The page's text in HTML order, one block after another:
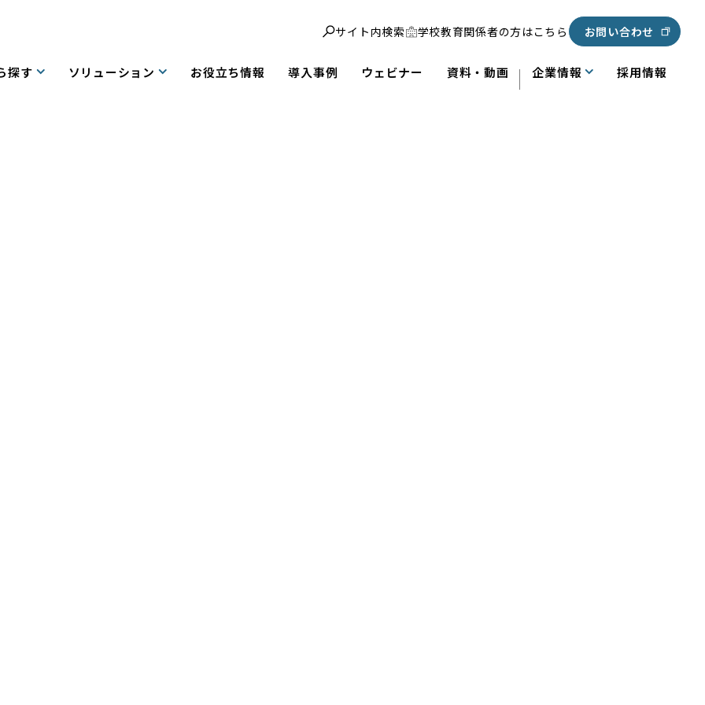
サイト内検索 学校教育関係者の方はこちら お問い合わせ
探す ソリューション お役立ち情報 導入事例 ウェビナー 資料・動画 企業情報 採用情報